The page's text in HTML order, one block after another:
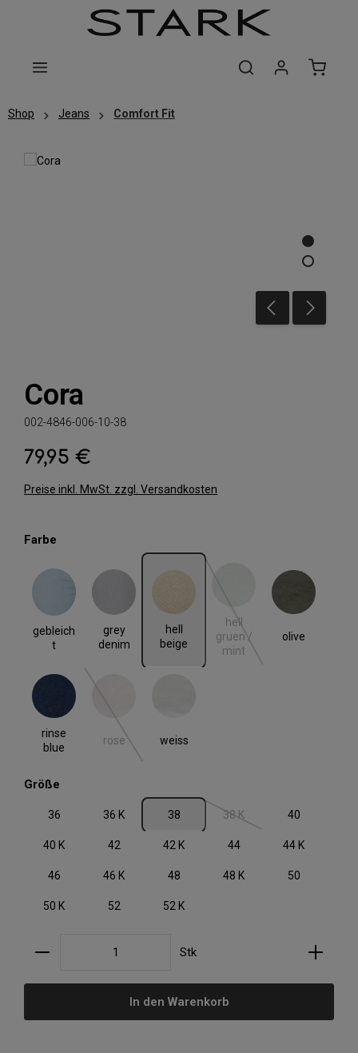
Zum Hauptinhalt springen
Shop Jeans Comfort Fit
Cora
002-4846-006-10-38
Regulärer Preis:
79,95 €
Preise inkl. MwSt. zzgl. Versandkosten
Farbe
gebleich
t
gebleicht
grey
denim
grey denim
hell
beige
hell beige
hell
gruen /
mint
hell gruen / mint
(Diese Option ist zurzeit
olive
olive
rinse
blue
rinse blue
rose
rose
(Diese Option ist zurzeit nicht verfügbar.)
weiss
Größe
36 36 K 38 38 K(Diese Option ist zurzeit
40
40 K 42 42 K 44 44 K
46 46 K 48 48 K 50
50 K 52 52 K
Produkt Anzahl: Gib den gewünschten Wert ein
Stk
In den Warenkorb